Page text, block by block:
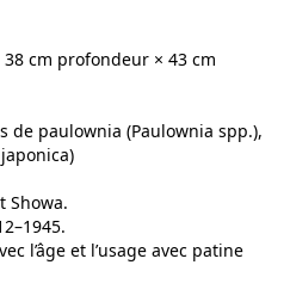
cm profondeur × 43 cm
de paulownia (Paulownia spp.),
Showa.
l’âge et l’usage avec patine